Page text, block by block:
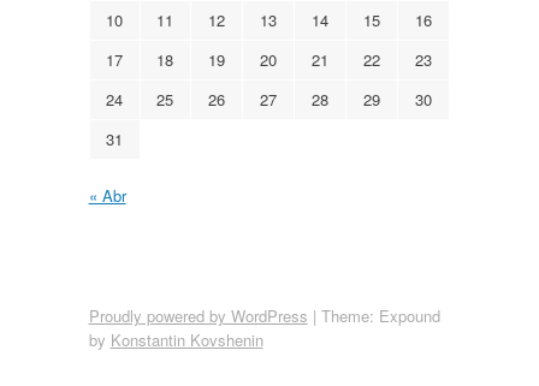
10
11 12 13 14 15
16
17
18 19 20 21 22
23
24
25 26 27 28 29
30
31
« Abr
Proudly powered by WordPress | Theme: Expound
by Konstantin Kovshenin